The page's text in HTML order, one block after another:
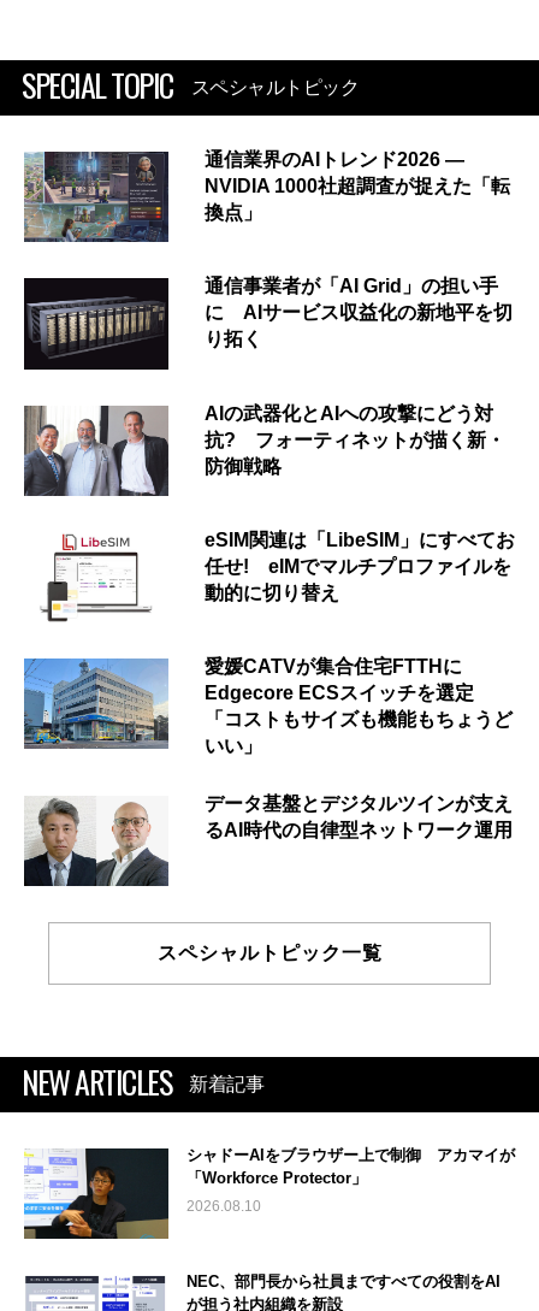
SPECIAL TOPIC スペシャルトピック
通信業界のAIトレンド2026 ―
NVIDIA 1000社超調査が捉えた「転
換点」
通信事業者が「AI Grid」の担い手
に AIサービス収益化の新地平を切
り拓く
AIの武器化とAIへの攻撃にどう対
抗? フォーティネットが描く新・
防御戦略
eSIM関連は「LibeSIM」にすべてお
任せ! eIMでマルチプロファイルを
動的に切り替え
愛媛CATVが集合住宅FTTHに
Edgecore ECSスイッチを選定
「コストもサイズも機能もちょうど
いい」
データ基盤とデジタルツインが支え
るAI時代の自律型ネットワーク運用
スペシャルトピック一覧
NEW ARTICLES 新着記事
シャドーAIをブラウザー上で制御 アカマイが
「Workforce Protector」
2026.08.10
NEC、部門長から社員まですべての役割をAI
が担う社内組織を新設